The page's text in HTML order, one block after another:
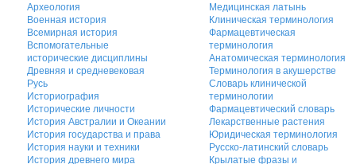
Археология
Военная история
Всемирная история
Вспомогательные
исторические дисциплины
Древняя и средневековая
Русь
Историография
Исторические личности
История Австралии и Океании
История государства и права
История науки и техники
История древнего мира
Медицинская латынь
Клиническая терминология
Фармацевтическая
терминология
Анатомическая терминология
Терминология в акушерстве
Словарь клинической
терминологии
Фармацевтический словарь
Лекарственные растения
Юридическая терминология
Русско-латинский словарь
Крылатые фразы и